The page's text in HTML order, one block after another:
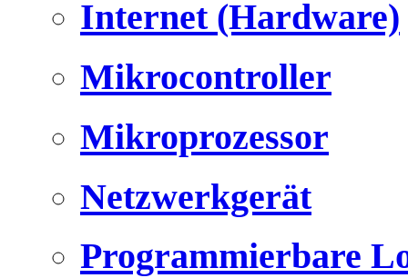
Internet (Hardware)
Mikrocontroller
Mikroprozessor
Netzwerkgerät
Programmierbare